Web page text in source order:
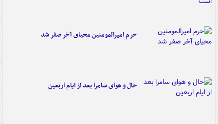
حرم امیرالمومنین محیای آخر صفر شد
حال و هوای سامرا بعد از ایام اربعین